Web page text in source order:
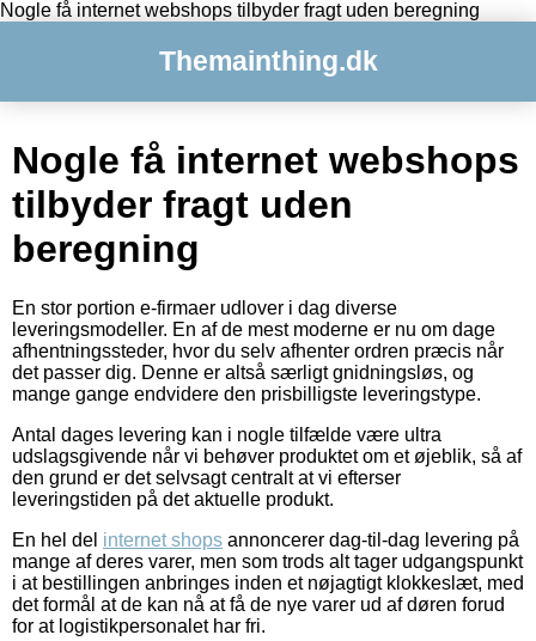
Nogle få internet webshops tilbyder fragt uden beregning
Themainthing.dk
Nogle få internet webshops
tilbyder fragt uden
beregning
En stor portion e-firmaer udlover i dag diverse
leveringsmodeller. En af de mest moderne er nu om dage
afhentningssteder, hvor du selv afhenter ordren præcis når
det passer dig. Denne er altså særligt gnidningsløs, og
mange gange endvidere den prisbilligste leveringstype.
Antal dages levering kan i nogle tilfælde være ultra
udslagsgivende når vi behøver produktet om et øjeblik, så af
den grund er det selvsagt centralt at vi efterser
leveringstiden på det aktuelle produkt.
En hel del internet shops annoncerer dag-til-dag levering på
mange af deres varer, men som trods alt tager udgangspunkt
i at bestillingen anbringes inden et nøjagtigt klokkeslæt, med
det formål at de kan nå at få de nye varer ud af døren forud
for at logistikpersonalet har fri.